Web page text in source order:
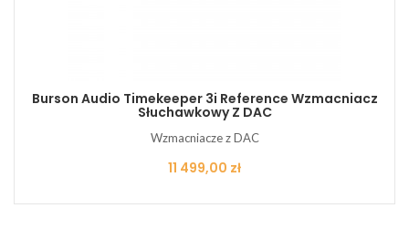
Burson Audio Timekeeper 3i Reference Wzmacniacz
Słuchawkowy Z DAC
Wzmacniacze z DAC
Cena
11 499,00 zł